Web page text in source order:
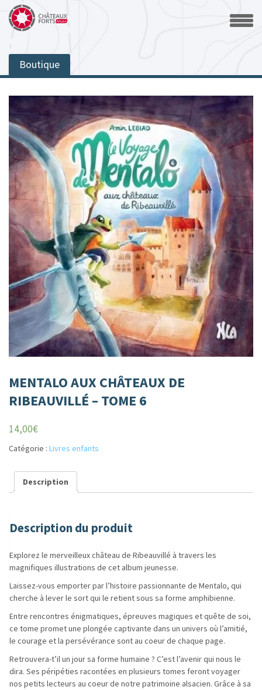
Boutique
MENTALO AUX CHÂTEAUX DE
RIBEAUVILLÉ – TOME 6
14,00€
Catégorie : Livres enfants
Description
Description du produit
Explorez le merveilleux château de Ribeauvillé à travers les
magnifiques illustrations de cet album jeunesse.
Laissez-vous emporter par l’histoire passionnante de Mentalo, qui
cherche à lever le sort qui le retient sous sa forme amphibienne.
Entre rencontres énigmatiques, épreuves magiques et quête de soi,
ce tome promet une plongée captivante dans un univers où l’amitié,
le courage et la persévérance sont au coeur de chaque page.
Retrouvera-t’il un jour sa forme humaine ? C’est l’avenir qui nous le
dira. Ses péripéties racontées en plusieurs tomes feront voyager
nos petits lecteurs au coeur de notre patrimoine alsacien. Grâce à sa